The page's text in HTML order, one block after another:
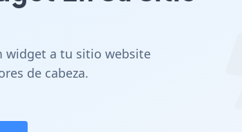
widget a tu sitio website
de cabeza.